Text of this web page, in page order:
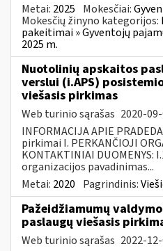
Metai: 2025 Mokesčiai:
Mokesčių žinyno kategorijos:
pakeitimai » Gyventojų
2025 m.
Nuotolinių apskaitos
verslui (i.APS)
viešasis pirkimas
Web turinio sąrašas 2020-
INFORMACIJA APIE
pirkimai I. PERKANČIOJI
KONTAKTINIAI DUOMENYS:
organizacijos pavadinimas...
Metai: 2020 Pagrindinis:
Pažeidžiamumų
paslaugų viešasis
Web turinio sąrašas 2022-